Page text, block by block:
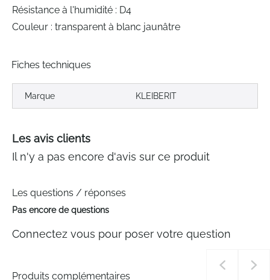
Résistance à l'humidité : D4
Couleur : transparent à blanc jaunâtre
Fiches techniques
Marque KLEIBERIT
Les avis clients
Il n'y a pas encore d'avis sur ce produit
Les questions / réponses
Pas encore de questions
Connectez vous pour poser votre question
Produits complémentaires